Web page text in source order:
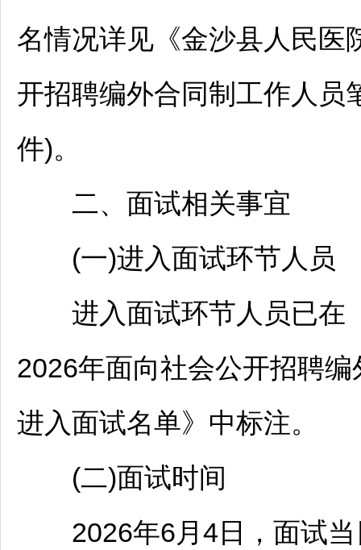
名情况详见《金沙县人民医
开招聘编外合同制工作人员
件)。
二、面试相关事宜
(一)进入面试环节人员
进入面试环节人员已在
2026年面向社会公开招聘编
进入面试名单》中标注。
(二)面试时间
2026年6月4日，面试当